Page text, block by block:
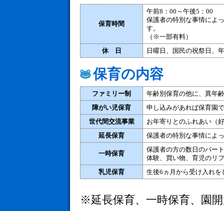
保育時間
午前8：00～午後5：00
保護者の特別な事情によ
す。
（※一部有料）
休 日
日曜日、国民の祝祭日、
保育の内容
ファミリー制
年齢別保育の他に、異年
障がい児保育
申し込みがあれば保育園
世代間交流事業
お年寄りとのふれあい（
延長保育
保護者の特別な事情によ
一時保育
保護者の方の数日のパー
体験、買い物、育児のリ
乳児保育
生後6ヵ月から受け入れを
※延長保育、一時保育、園